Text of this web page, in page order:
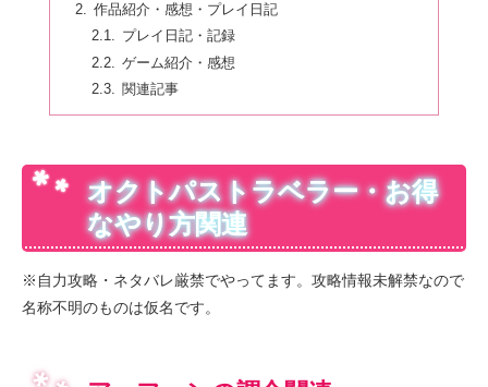
作品紹介・感想・プレイ日記
プレイ日記・記録
ゲーム紹介・感想
関連記事
オクトパストラベラー・お得
なやり方関連
※自力攻略・ネタバレ厳禁でやってます。攻略情報未解禁なので
名称不明のものは仮名です。